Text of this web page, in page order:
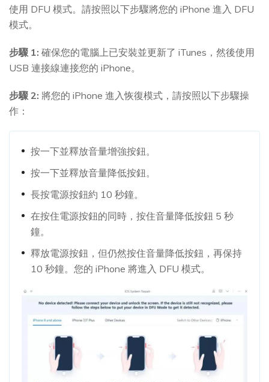
使用 DFU 模式。請按照以下步驟將您的 iPhone 進入 DFU
模式。
步驟 1: 確保您的電腦上已安裝並更新了 iTunes，然後使用
USB 連接線連接您的 iPhone。
步驟 2: 將您的 iPhone 進入恢復模式，請按照以下步驟操
作：
按一下並釋放音量增強按鈕。
按一下並釋放音量降低按鈕。
長按電源按鈕約 10 秒鐘。
在按住電源按鈕的同時，按住音量降低按鈕 5 秒
鐘。
釋放電源按鈕，但仍然按住音量降低按鈕，再保持
10 秒鐘。您的 iPhone 將進入 DFU 模式。